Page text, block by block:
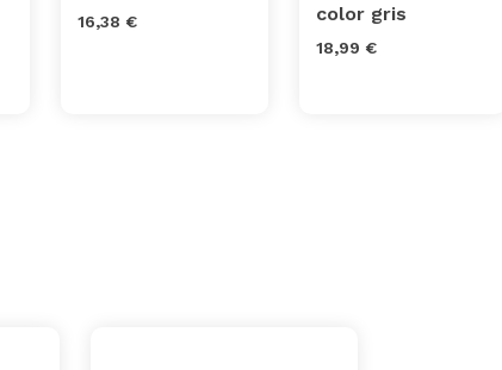
16,38 €
color gris
18,99 €